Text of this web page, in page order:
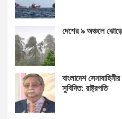
দেশের ৯ অঞ্চলে
বাংলাদেশ
সুবিদিত: রাষ্ট্রপতি